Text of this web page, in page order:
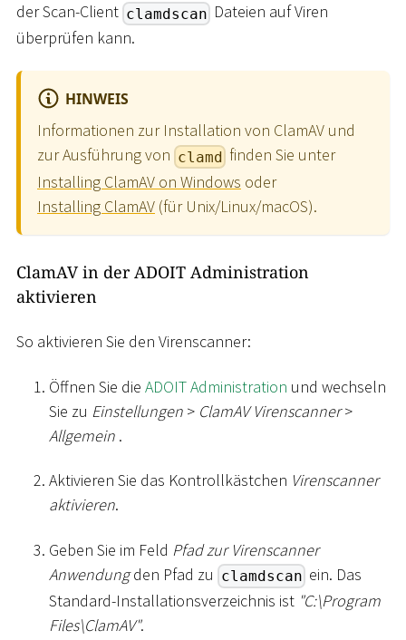
der Scan-Client clamdscan Dateien auf Viren
überprüfen kann.
HINWEIS
Informationen zur Installation von ClamAV und
zur Ausführung von clamd finden Sie unter
Installing ClamAV on Windows oder
Installing ClamAV (für Unix/Linux/macOS).
ClamAV in der ADOIT Administration
aktivieren
So aktivieren Sie den Virenscanner:
Öffnen Sie die ADOIT Administration und wechseln
Sie zu Einstellungen > ClamAV Virenscanner >
Allgemein .
Aktivieren Sie das Kontrollkästchen Virenscanner
aktivieren.
Geben Sie im Feld Pfad zur Virenscanner
Anwendungden Pfad zu clamdscan ein. Das
Standard-Installationsverzeichnis ist "C:\Program
Files\ClamAV".